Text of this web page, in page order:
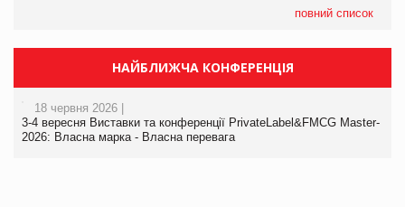
повний список
НАЙБЛИЖЧА КОНФЕРЕНЦІЯ
18 червня 2026 |
3-4 вересня Виставки та конференції PrivateLabel&FMCG Master-
2026: Власна марка - Власна перевага